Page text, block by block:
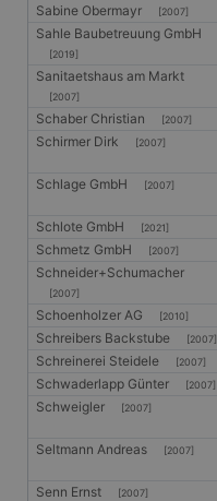
Sabine Obermayr [2007]
Sahle Baubetreuung GmbH
[2019]
Sanitaetshaus am Markt
[2007]
Schaber Christian [2007]
Schirmer Dirk [2007]
Schlage GmbH [2007]
Schlote GmbH [2021]
Schmetz GmbH [2007]
Schneider+Schumacher
[2007]
Schoenholzer AG [2010]
Schreibers Backstube [2007]
Schreinerei Steidele [2007]
Schwaderlapp Günter [2007]
Schweigler [2007]
Seltmann Andreas [2007]
Senn Ernst [2007]